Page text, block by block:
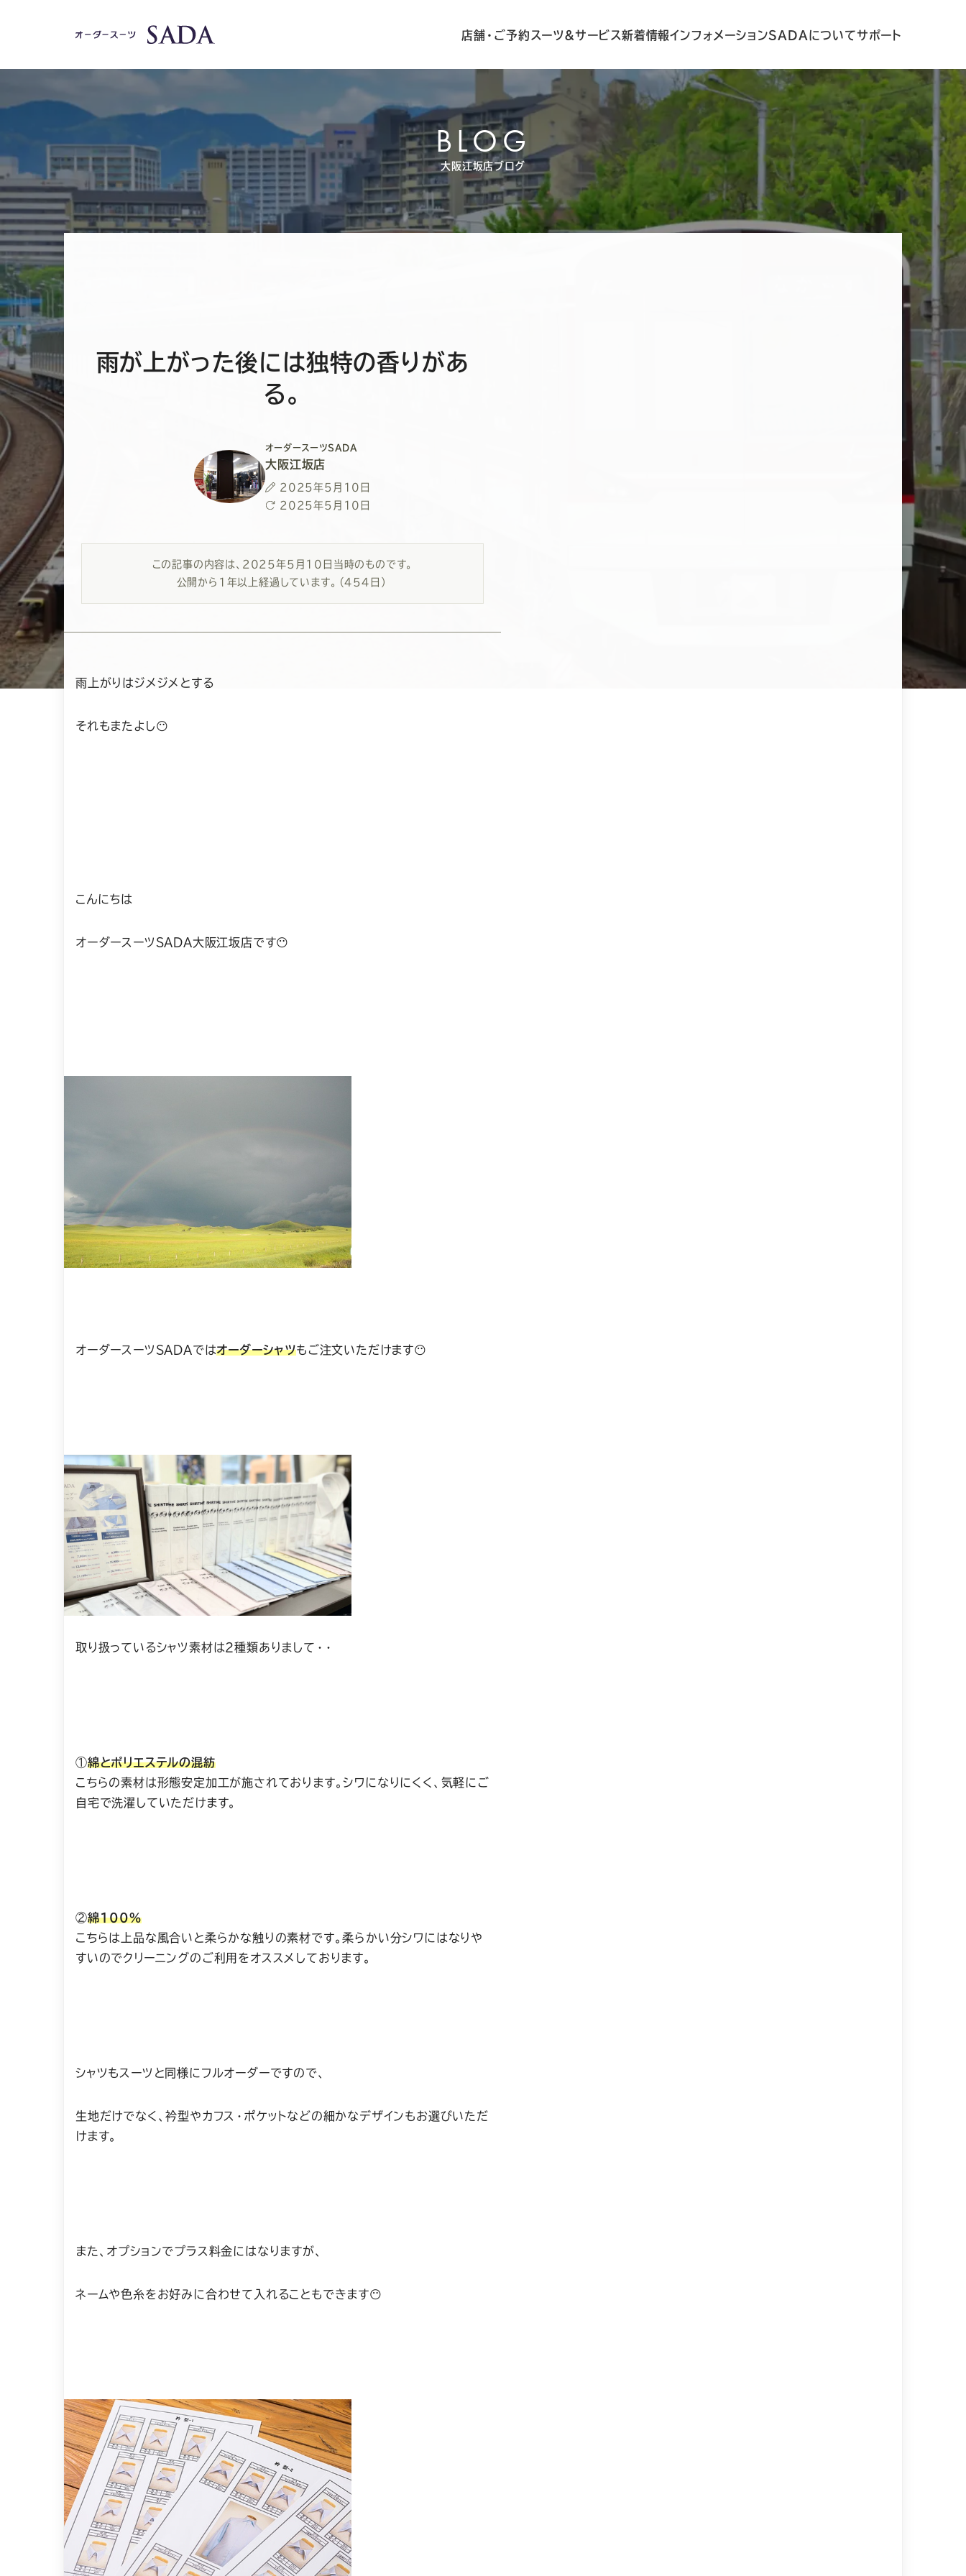
店舗・ご予約 スーツ&サービス新着情報インフォメーションSADAについてサポート
BLOG
大阪江坂店ブログ
雨が上がった後には独特の香りがあ
る。
オーダースーツSADA
大阪江坂店
投
稿
2025年5月10日
最
更
新
日
2025年5月10日
この記事の内容は、 2025年5月10日当時のものです。
公開から1年以上経過しています。
（454日）
雨上がりはジメジメとする
それもまたよし😶
こんにちは
オーダースーツSADA大阪江坂店です😶
オーダースーツSADAではオーダーシャツもご注文いただけます😶
取り扱っているシャツ素材は2種類ありまして・・
①綿とポリエステルの混紡
こちらの素材は形態安定加工が施されております。シワになりにくく、気軽にご
自宅で洗濯していただけます。
②綿100％
こちらは上品な風合いと柔らかな触りの素材です。柔らかい分シワにはなりや
すいのでクリーニングのご利用をオススメしております。
シャツもスーツと同様にフルオーダーですので、
生地だけでなく、衿型やカフス・ポケットなどの細かなデザインもお選びいただ
けます。
また、オプションでプラス料金にはなりますが、
ネームや色糸をお好みに合わせて入れることもできます😶